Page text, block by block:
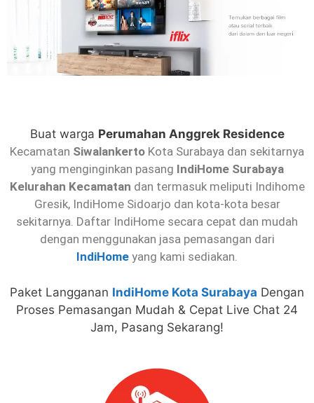
Buat warga Perumahan Anggrek Residence
Kecamatan Siwalankerto Kota Surabaya dan sekitarnya
yang menginginkan pasang IndiHome Surabaya
Kelurahan Kecamatan dan termasuk meliputi Indihome
Gresik, IndiHome Sidoarjo dan kota-kota besar
sekitarnya. Daftar IndiHome secara cepat dan mudah
dengan menggunakan jasa pemasangan dari
IndiHome yang kami sediakan.
Paket Langganan IndiHome Kota Surabaya Dengan
Proses Pemasangan Mudah & Cepat Live Chat 24
Jam, Pasang Sekarang!